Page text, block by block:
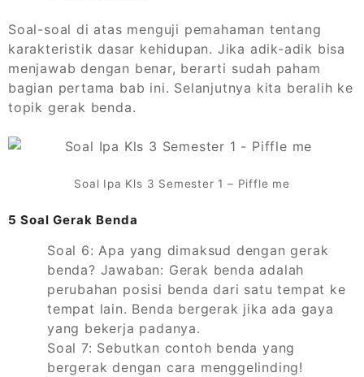
Soal-soal di atas menguji pemahaman tentang
karakteristik dasar kehidupan. Jika adik-adik bisa
menjawab dengan benar, berarti sudah paham
bagian pertama bab ini. Selanjutnya kita beralih ke
topik gerak benda.
Soal Ipa Kls 3 Semester 1 – Piffle me
5 Soal Gerak Benda
Soal 6: Apa yang dimaksud dengan gerak
benda? Jawaban: Gerak benda adalah
perubahan posisi benda dari satu tempat ke
tempat lain. Benda bergerak jika ada gaya
yang bekerja padanya.
Soal 7: Sebutkan contoh benda yang
bergerak dengan cara menggelinding!